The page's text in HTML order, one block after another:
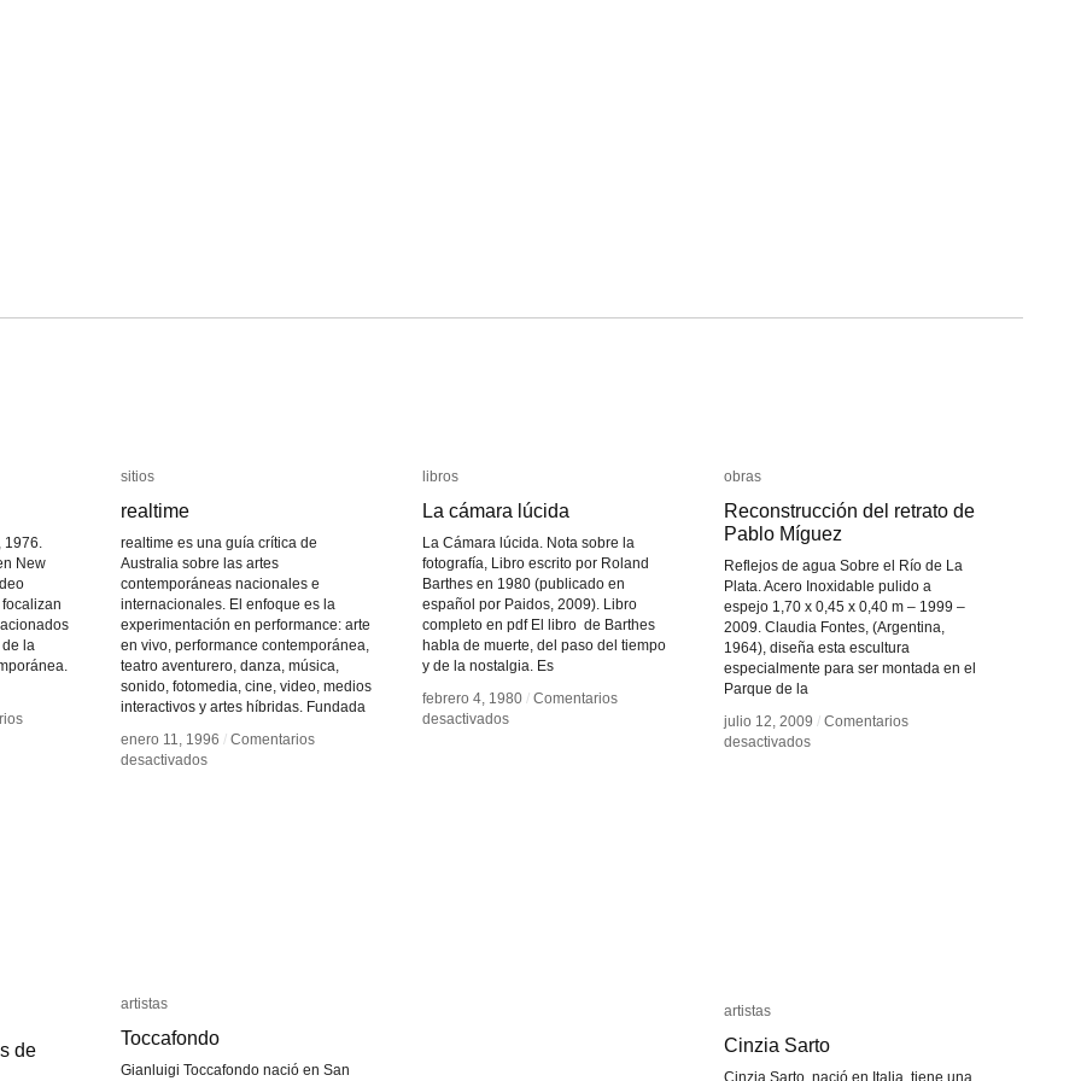
New
la
sitios
realtime
realtime es una guía crítica de
Australia sobre las artes
contemporáneas nacionales e
internacionales. El enfoque es la
experimentación en performance: arte
en vivo, performance contemporánea,
teatro aventurero, danza, música,
sonido, fotomedia, cine, video, medios
interactivos y artes híbridas. Fundada
enero 11, 1996 / Comentarios
desactivadosen
sitios
realtime
enero 11, 1996 / Comentarios
desactivadosen
libros
La cámara lúcida
La Cámara lúcida. Nota sobre la
fotografía, Libro escrito por Roland
Barthes en 1980 (publicado en
español por Paidos, 2009). Libro
completo en pdf El libro de Barthes
habla de muerte, del paso del tiempo
y de la nostalgia. Es
febrero 4, 1980 / Comentarios
desactivadosen
libros
La cámara lúcida
febrero 4, 1980 / Comentarios
desactivadosen
obras
Reconstrucción del retrato de
Pablo Míguez
Reflejos de agua Sobre el Río de La
Plata. Acero Inoxidable pulido a
espejo 1,70 x 0,45 x 0,40 m – 1999 –
2009. Claudia Fontes, (Argentina,
1964), diseña esta escultura
especialmente para ser montada en el
Parque de la
julio 12, 2009 / Comentarios
desactivadosen
obras
Reconstrucción del retrato de
Pablo Míguez
julio 12, 2009 / Comentarios
desactivadosen
artistas
Toccafondo
Gianluigi Toccafondo nació en San
artistas
Toccafondo
artistas
Cinzia Sarto
Cinzia Sarto, nació en Italia, tiene una
artistas
Cinzia Sarto
de
de